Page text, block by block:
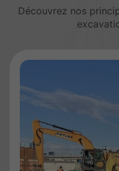
Découvrez nos